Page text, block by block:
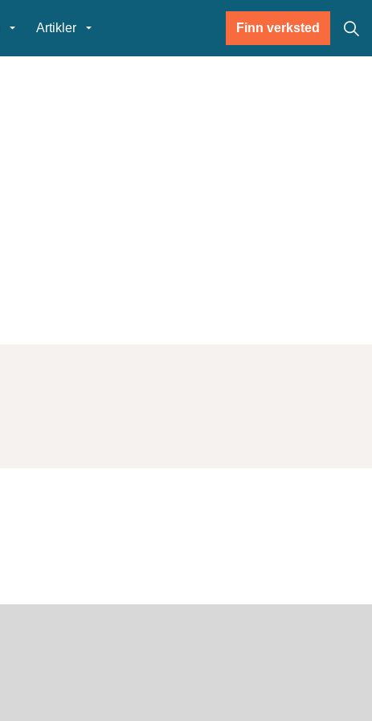
Artikler Finn verksted